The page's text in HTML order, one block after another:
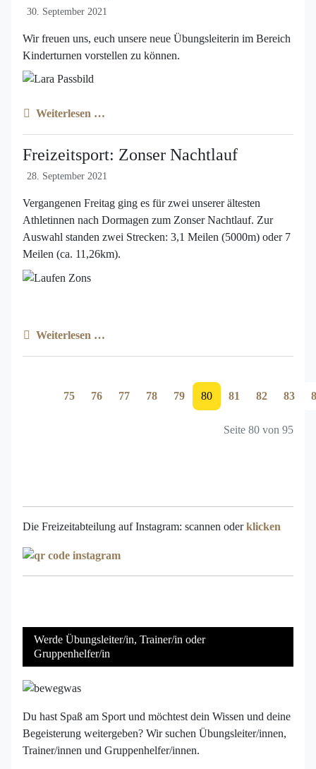
30. September 2021
Wir freuen uns, euch unsere neue Übungsleiterin im Bereich
Kinderturnen vorstellen zu können.
Weiterlesen …
Freizeitsport: Zonser Nachtlauf
28. September 2021
Vergangenen Freitag ging es für zwei unserer ältesten
Athletinnen nach Dormagen zum Zonser Nachtlauf. Zur
Auswahl standen zwei Strecken: 3,1 Meilen (5000m) oder 7
Meilen (ca. 11,26km).
Weiterlesen …
75 76 77 78 79 80 81 82 83
Seite 80 von 95
Die Freizeitabteilung auf Instagram: scannen oderklicken
Werde Übungsleiter/in, Trainer/in oder
Gruppenhelfer/in
Du hast Spaß am Sport und möchtest dein Wissen und deine
Begeisterung weitergeben? Wir suchen Übungsleiter/innen,
Trainer/innen und Gruppenhelfer/innen.